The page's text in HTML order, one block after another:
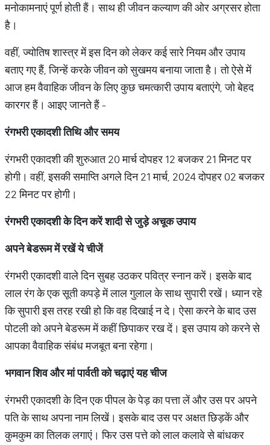
मनोकामनाएं पूर्ण होती हैं। साथ ही जीवन कल्याण की ओर अग्रसर होता
है।
वहीं, ज्योतिष शास्त्र में इस दिन को लेकर कई सारे नियम और उपाय
बताए गए हैं, जिन्हें करके जीवन को सुखमय बनाया जाता है। तो ऐसे में
आज हम वैवाहिक जीवन के लिए कुछ चमत्कारी उपाय बताएंगे, जो बेहद
कारगर हैं। आइए जानते हैं -
रंगभरी एकादशी तिथि और समय
रंगभरी एकादशी की शुरुआत 20 मार्च दोपहर 12 बजकर 21 मिनट पर
होगी। वहीं, इसकी समाप्ति अगले दिन 21 मार्च, 2024 दोपहर 02 बजकर
22 मिनट पर होगी।
रंगभरी एकादशी के दिन करें शादी से जुड़े अचूक उपाय
अपनेबेडरूममेंरखेंयेचीजें
रंगभरी एकादशी वाले दिन सुबह उठकर पवित्र स्नान करें। इसके बाद
लाल रंग के एक सूती कपड़े में लाल गुलाल के साथ सुपारी रखें। ध्यान रहे
कि सुपारी इस तरह रखी हो कि वह दिखाई न दे। ऐसा करने के बाद उस
पोटली को अपने बेडरूम में कहीं छिपाकर रख दें। इस उपाय को करने से
आपका वैवाहिक संबंध मजबूत बना रहेगा।
भगवानशिवऔरमांपार्वतीकोचढ़ाएंयहचीज
रंगभरी एकादशी के दिन एक पीपल के पेड़ का पत्ता लें और उस पर अपने
पति के साथ अपना नाम लिखें। इसके बाद उस पर अक्षत छिड़कें और
कुमकुम का तिलक लगाएं। फिर उस पत्ते को लाल कलावे से बांधकर